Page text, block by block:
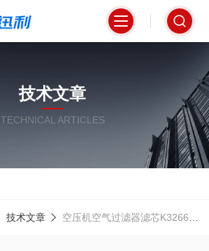
技术文章
TECHNICAL ARTICLES
技术文章 空压机空气过滤器滤芯K3266更换周期